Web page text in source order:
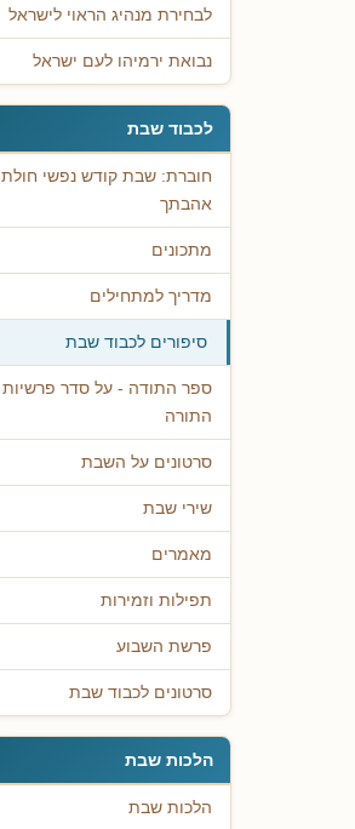
לבחירת מנהיג הראוי לישראל
נבואת ירמיהו לעם ישראל
לכבוד שבת
חוברת: שבת קודש נפשי חולת
אהבתך
מתכונים
מדריך למתחילים
סיפורים לכבוד שבת
ספר התודה - על סדר פרשיות
התורה
סרטונים על השבת
שירי שבת
מאמרים
תפילות וזמירות
פרשת השבוע
סרטונים לכבוד שבת
הלכות שבת
הלכות שבת